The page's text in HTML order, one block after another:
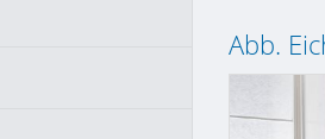
Abb.